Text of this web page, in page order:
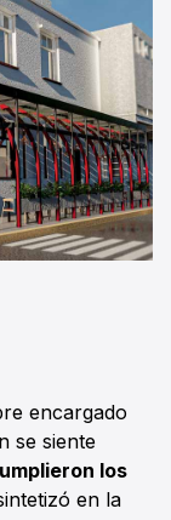
encargado
se siente
los
en la